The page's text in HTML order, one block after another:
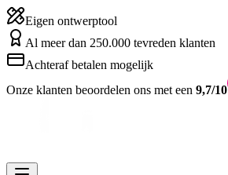
Eigen ontwerptool
Al meer dan 250.000 tevreden klanten
Achteraf betalen mogelijk
Onze klanten beoordelen ons met een 9,7/10